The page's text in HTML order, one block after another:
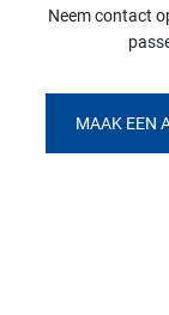
Neem contact
MAAK EEN